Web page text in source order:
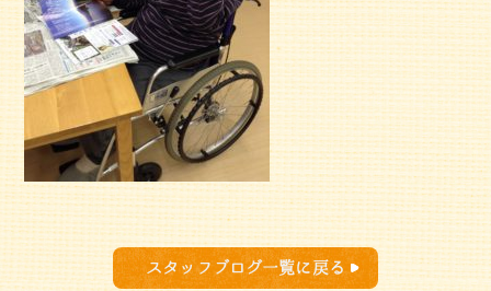
スタッフブログ一覧に戻る